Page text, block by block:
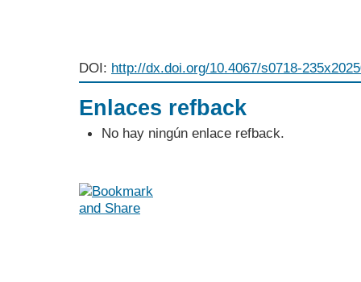
DOI: http://dx.doi.org/10.4067/s0718-
Enlaces refback
No hay ningún enlace refback.